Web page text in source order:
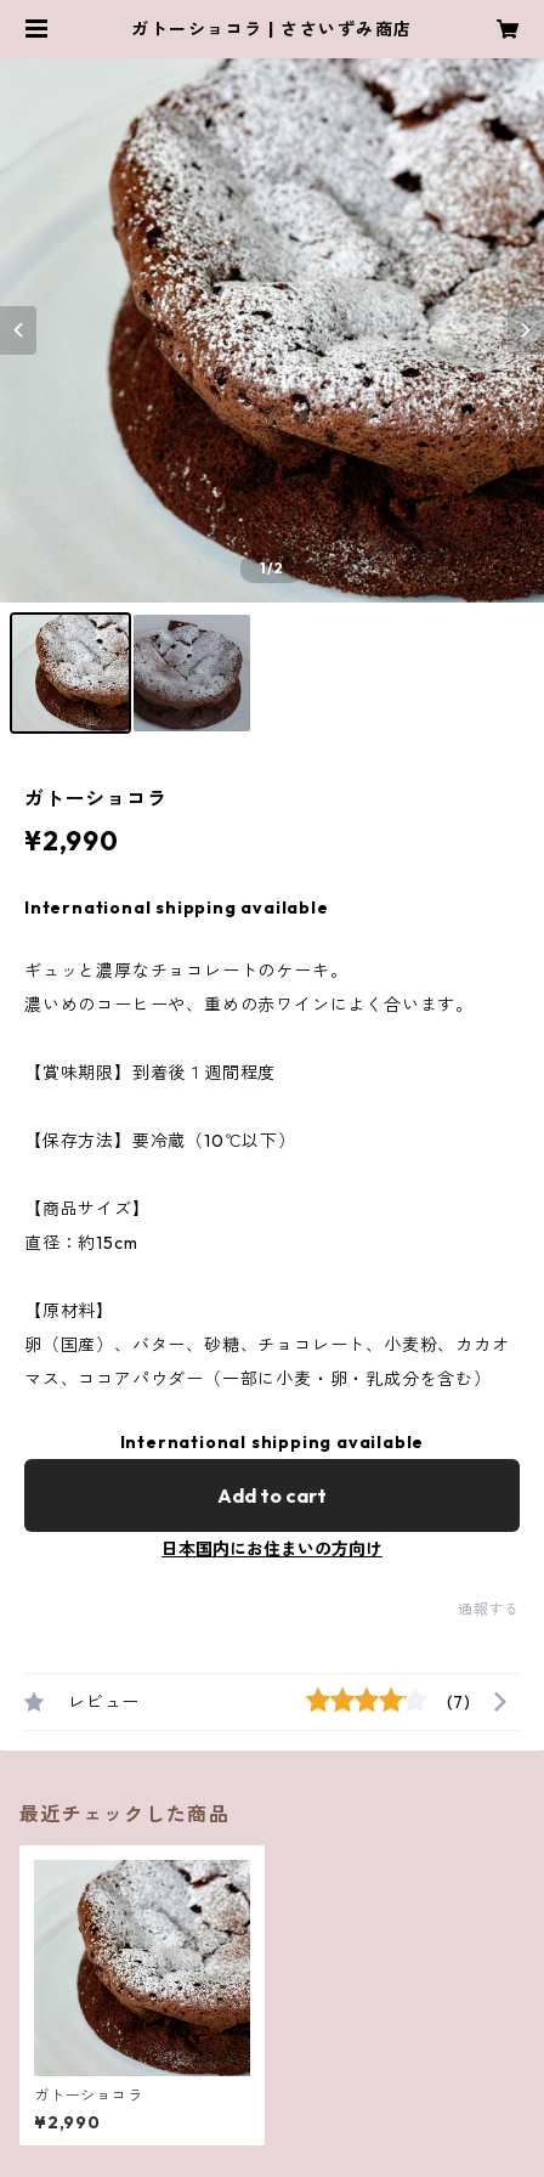
ガトーショコラ | ささいずみ商店
1/2
ガトーショコラ
¥2,990
International shipping available
ギュッと濃厚なチョコレートのケーキ。
濃いめのコーヒーや、重めの赤ワインによく合います。
【賞味期限】到着後１週間程度
【保存方法】要冷蔵（10℃以下）
【商品サイズ】
直径：約15cm
【原材料】
卵（国産）、バター、砂糖、チョコレート、小麦粉、カカオ
マス、ココアパウダー（一部に小麦・卵・乳成分を含む）
International shipping available
Add to cart
日本国内にお住まいの方向け
通報する
レビュー (7)
最近チェックした商品
ガトーショコラ
¥2,990